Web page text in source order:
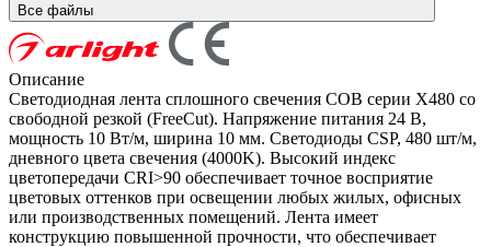
Все файлы
Описание
Светодиодная лента сплошного свечения COB серии X480 со
свободной резкой (FreeCut). Напряжение питания 24 В,
мощность 10 Вт/м, ширина 10 мм. Светодиоды CSP, 480 шт/м,
дневного цвета свечения (4000K). Высокий индекс
цветопередачи CRI>90 обеспечивает точное восприятие
цветовых оттенков при освещении любых жилых, офисных
или производственных помещений. Лента имеет
конструкцию повышенной прочности, что обеспечивает